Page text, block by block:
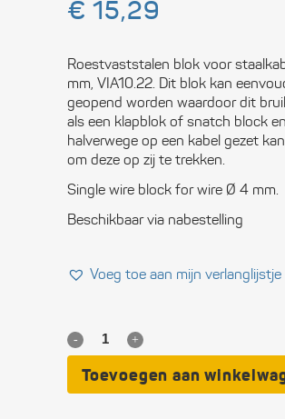
€ 15,29
Roestvaststalen blok voor
mm, VIA10.22. Dit blok kan
geopend worden waardoor dit
als een klapblok of snatch block en
halverwege op een kabel gezet
om deze op zij te trekken.
Single wire block for wire Ø 4 mm.
Beschikbaar via nabestelling
Voeg toe aan mijn verlanglijstje
Roestvrijstalen
blok
Toevoegen aan